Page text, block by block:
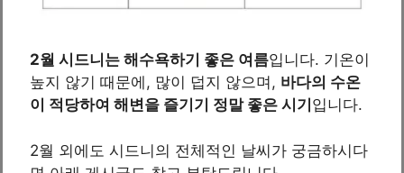
2월 시드니는 해수욕하기 좋은 여름입니다. 기온이
높지 않기 때문에, 많이 덥지 않으며, 바다의 수온
이 적당하여 해변을 즐기기 정말 좋은 시기 입니다.
2월 외에도 시드니의 전체적인 날씨가 궁금하시다